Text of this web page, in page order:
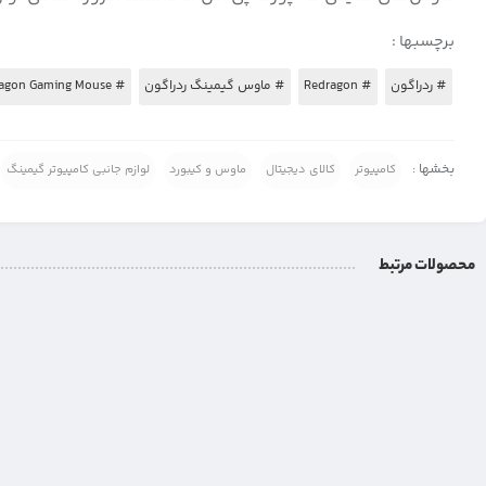
برچسبها :
# ردراگون # Redragon # ماوس گیمینگ ردراگون # Redragon Gaming Mouse
بخشها : کامپیوتر کالای دیجیتال ماوس و کیبورد لوازم جانبی کامپیوتر گیمینگ
محصولات مرتبط